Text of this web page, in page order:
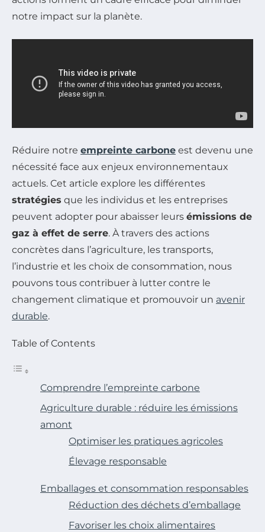
notre impact sur la planète.
Réduire notre empreinte carbone est devenu une
nécessité face aux enjeux environnementaux
actuels. Cet article explore les différentes
stratégies que les individus et les entreprises
peuvent adopter pour abaisser leurs émissions de
gaz à effet de serre. À travers des actions
concrètes dans l’agriculture, les transports,
l’industrie et les choix de consommation, nous
pouvons tous contribuer à lutter contre le
changement climatique et promouvoir un avenir
durable.
Table of Contents
Comprendre l’empreinte carbone
Agriculture durable : réduire les émissions
amont
Optimiser les pratiques agricoles
Élevage responsable
Emballages et consommation responsables
Réduction des déchets d’emballage
Favoriser les choix alimentaires